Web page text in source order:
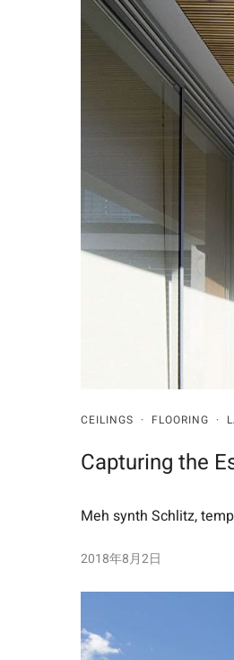
CEILINGS · FLOORING ·
Capturing the
Meh synth Schlitz,
2018年8月2日